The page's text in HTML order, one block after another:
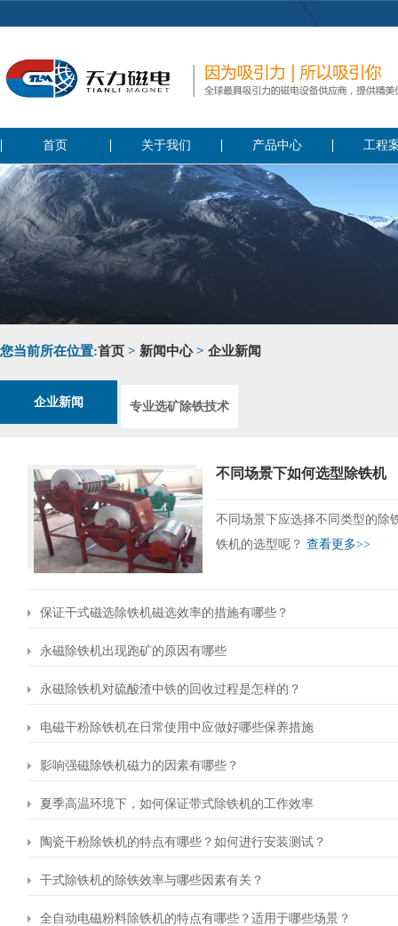
首页 关于我们 产品中心 工程
您当前所在位置:首页 > 新闻中心> 企业新闻
企业新闻 专业选矿除铁技术
不同场景下如何选型除铁机
不同场景下应选择不同类型的除
铁机的选型呢？ 查看更多>>
保证干式磁选除铁机磁选效率的措施有哪些？
永磁除铁机出现跑矿的原因有哪些
永磁除铁机对硫酸渣中铁的回收过程是怎样的？
电磁干粉除铁机在日常使用中应做好哪些保养措施
影响强磁除铁机磁力的因素有哪些？
夏季高温环境下，如何保证带式除铁机的工作效率
陶瓷干粉除铁机的特点有哪些？如何进行安装测试？
干式除铁机的除铁效率与哪些因素有关？
全自动电磁粉料除铁机的特点有哪些？适用于哪些场景？